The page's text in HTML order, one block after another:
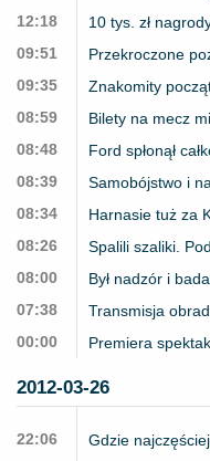
12:18
10 tys. zł
09:51
Przekroczone
09:35
Znakomity
08:59
Bilety na mecz
08:48
Ford spłonął
08:39
Samobójstwo i
08:34
Harnasie tuż za
08:26
Spalili szaliki.
08:00
Był nadzór i
07:38
Transmisja
00:00
Premiera
2012-03-26
22:06
Gdzie